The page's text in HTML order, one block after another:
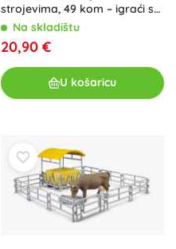
strojevima, 49 kom – igraći set
za djecu
Na skladištu
20,90 €
U košaricu